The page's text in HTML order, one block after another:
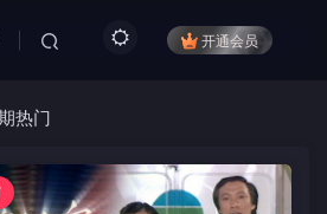
开通会员
热门